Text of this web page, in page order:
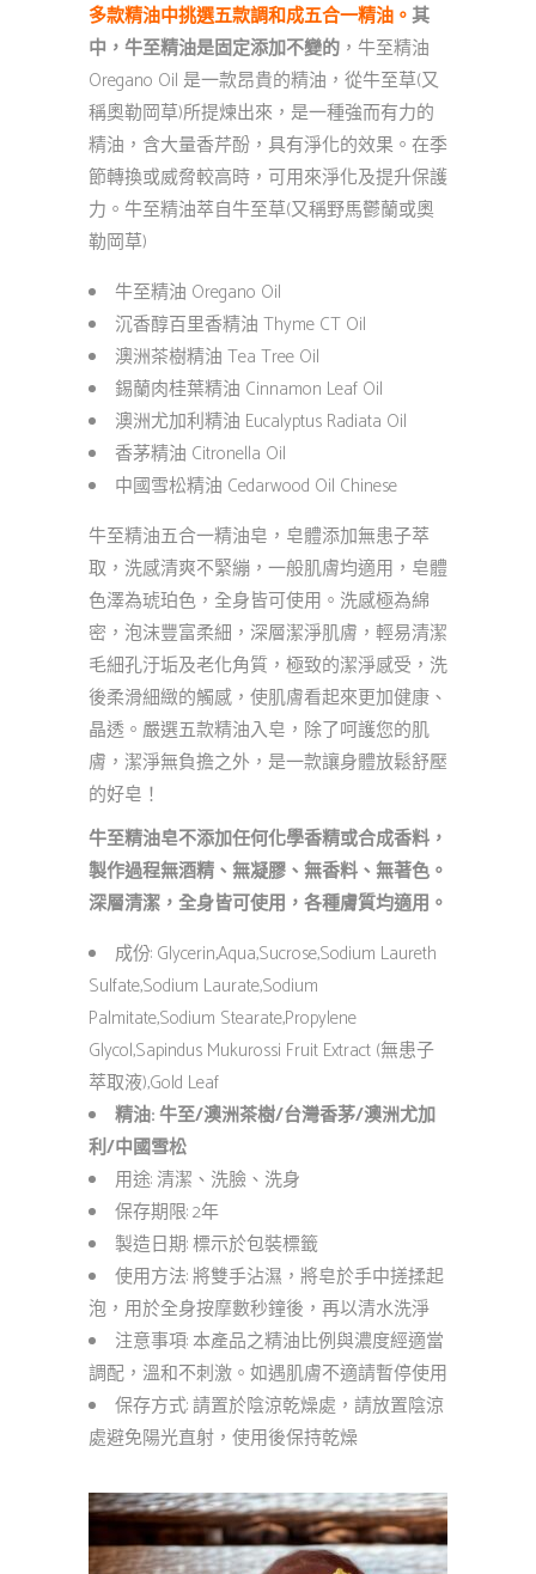
多款精油中挑選五款調和成五合一精油。其
中，牛至精油是固定添加不變的 ，牛至精油
Oregano Oil 是一款昂貴的精油，從牛至草(又
稱奧勒岡草)所提煉出來，是一種強而有力的
精油，含大量香芹酚，具有淨化的效果。在季
節轉換或威脅較高時，可用來淨化及提升保護
力。牛至精油萃自牛至草(又稱野馬鬱蘭或奧
勒岡草)
牛至精油 Oregano Oil
沉香醇百里香精油 Thyme CT Oil
澳洲茶樹精油 Tea Tree Oil
錫蘭肉桂葉精油 Cinnamon Leaf Oil
澳洲尤加利精油 Eucalyptus Radiata Oil
香茅精油 Citronella Oil
中國雪松精油 Cedarwood Oil Chinese
牛至精油五合一精油皂，皂體添加無患子萃
取，洗感清爽不緊繃，一般肌膚均適用，皂體
色澤為琥珀色，全身皆可使用。洗感極為綿
密，泡沫豐富柔細，深層潔淨肌膚，輕易清潔
毛細孔汙垢及老化角質，極致的潔淨感受，洗
後柔滑細緻的觸感，使肌膚看起來更加健康、
晶透。嚴選五款精油入皂，除了呵護您的肌
膚，潔淨無負擔之外，是一款讓身體放鬆舒壓
的好皂！
牛至精油皂不添加任何化學香精或合成香料，
製作過程無酒精、無凝膠、無香料、無著色。
深層清潔，全身皆可使用，各種膚質均適用。
成份: Glycerin,Aqua,Sucrose,Sodium Laureth
Sulfate,Sodium Laurate,Sodium
Palmitate,Sodium Stearate,Propylene
Glycol,Sapindus Mukurossi Fruit Extract (無患子
萃取液),Gold Leaf
精油: 牛至/澳洲茶樹/台灣香茅/澳洲尤加
利/中國雪松
用途: 清潔、洗臉、洗身
保存期限: 2年
製造日期: 標示於包裝標籤
使用方法: 將雙手沾濕，將皂於手中搓揉起
泡，用於全身按摩數秒鐘後，再以清水洗淨
注意事項: 本產品之精油比例與濃度經適當
調配，溫和不刺激。如遇肌膚不適請暫停使用
保存方式: 請置於陰涼乾燥處，請放置陰涼
處避免陽光直射，使用後保持乾燥